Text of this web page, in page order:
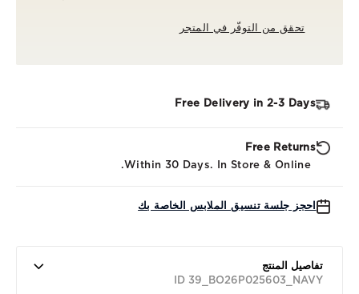
تحقق من التوفّر في المتجر
Free Delivery in 2-3 Days
Free Returns
Within 30 Days. In Store & Online.
احجز جلسة تنسيق الملابس الخاصة بك
تفاصيل المنتج
ID 39_BO26P025603_NAVY